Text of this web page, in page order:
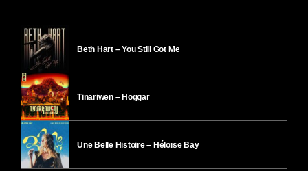
Beth Hart – You Still Got Me
Tinariwen – Hoggar
Une Belle Histoire – Héloïse Bay